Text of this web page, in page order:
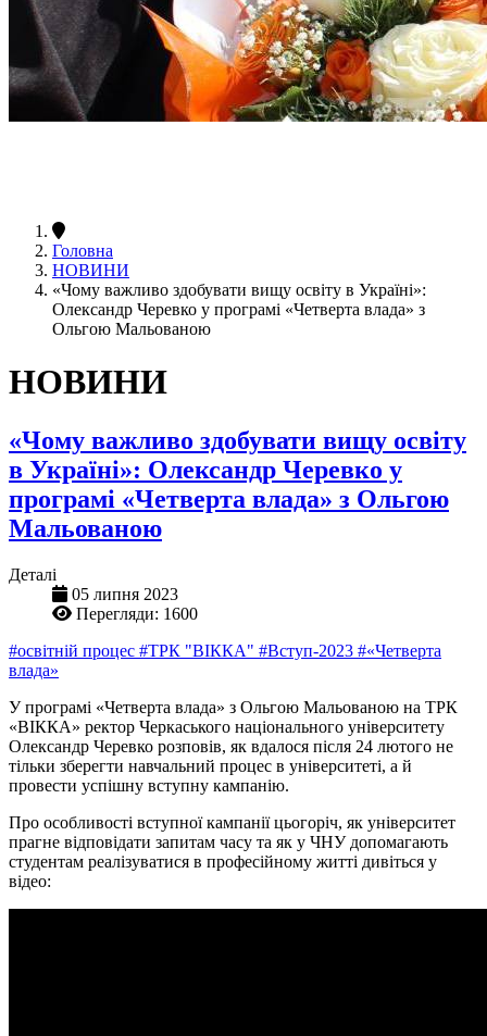
Головна
НОВИНИ
«Чому важливо здобувати вищу освіту в Україні»:
Олександр Черевко у програмі «Четверта влада» з
Ольгою Мальованою
НОВИНИ
«Чому важливо здобувати вищу освіту
в Україні»: Олександр Черевко у
програмі «Четверта влада» з Ольгою
Мальованою
Деталі
05 липня 2023
Перегляди: 1600
#освітній процес #ТРК "ВІККА" #Вступ-2023 #«Четверта
влада»
У програмі «Четверта влада» з Ольгою Мальованою на ТРК
«ВІККА» ректор Черкаського національного університету
Олександр Черевко розповів, як вдалося після 24 лютого не
тільки зберегти навчальний процес в університеті, а й
провести успішну вступну кампанію.
Про особливості вступної кампанії цьогоріч, як університет
прагне відповідати запитам часу та як у ЧНУ допомагають
студентам реалізуватися в професійному житті дивіться у
відео: